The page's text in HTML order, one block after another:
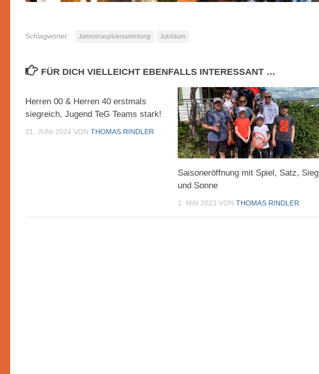
Schlagwörter: Jahreshauptversammlung Jubiläum
FÜR DICH VIELLEICHT EBENFALLS INTERESSANT …
Herren 00 & Herren 40 erstmals
siegreich, Jugend TeG Teams stark!
21. JUNI 2024 VON THOMAS RINDLER
Saisoneröffnung mit Spiel, Satz, Sieg
und Sonne
1. MAI 2023 VONTHOMAS RINDLER